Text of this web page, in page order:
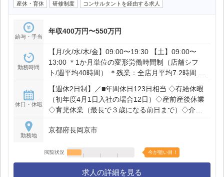
産休・育休
研修制度 コンサルタントを経由する求人
給与・手当
年収400万円〜550万円
勤務時間
【月/火/水/木/金】09:00〜19:30 【土】09:00〜
13:00 ＊1か月単位の変形労働時間制（店舗シフ
ト/週平均40時間） ＊残業：全店月平均7.2時間 ＊
休日・休暇
【週休2日制】／■年間休日123日相当 ◇有給休暇
（初年度4月1日入社の場合12日）◇産前産後休業
◇育児休業（最長で３歳になる前日まで）◇介護
勤務地
京都府長岡京市
閲覧状況 今が狙い目！
求人の詳細を見る